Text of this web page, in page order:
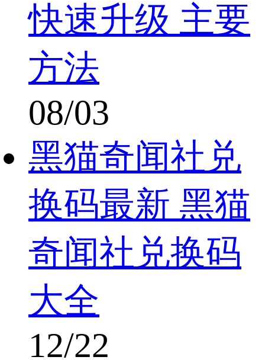
快速升级 主要
方法
08/03
黑猫奇闻社兑
换码最新 黑猫
奇闻社兑换码
大全
12/22